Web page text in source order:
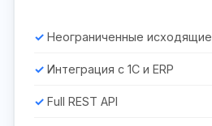
Неограниченные исходящие
Интеграция с 1С и ERP
Full REST API